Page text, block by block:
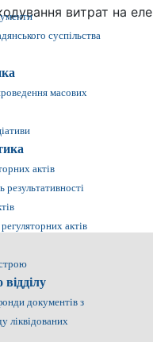
суспільства
масових
актів
результативності
актів
документів з
ліквідованих
витрат на